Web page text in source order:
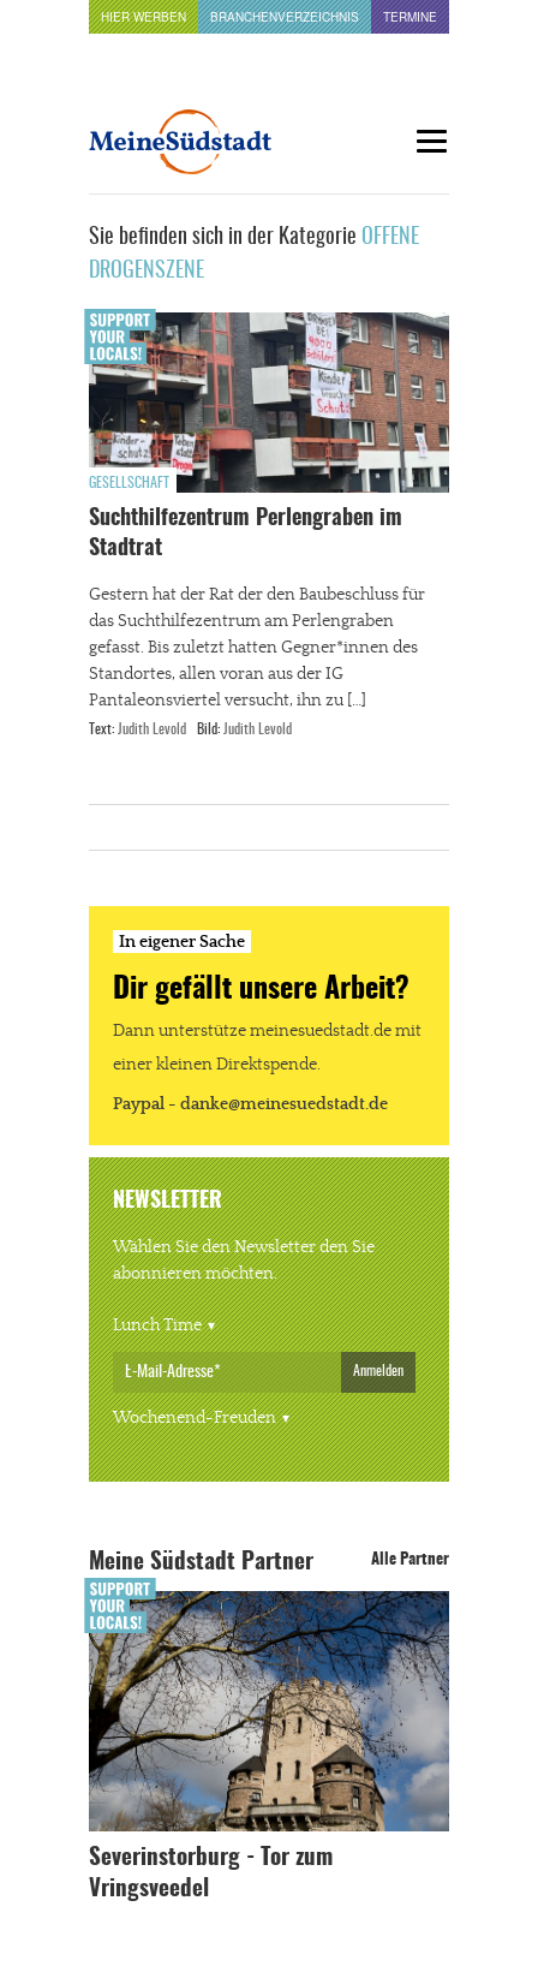
HIER WERBEN BRANCHENVERZEICHNIS TERMINE
Sie befinden sich in der Kategorie OFFENE
DROGENSZENE
GESELLSCHAFT
Suchthilfezentrum Perlengraben im
Stadtrat
Gestern hat der Rat der den Baubeschluss für
das Suchthilfezentrum am Perlengraben
gefasst. Bis zuletzt hatten Gegner*innen des
Standortes, allen voran aus der IG
Pantaleonsviertel versucht, ihn zu […]
Text: Judith Levold Bild: Judith Levold
In eigener Sache
Dir gefällt unsere Arbeit?
Dann unterstütze meinesuedstadt.de mit
einer kleinen Direktspende.
Paypal - danke@meinesuedstadt.de
NEWSLETTER
Wählen Sie den Newsletter den Sie
abonnieren möchten.
Lunch Time
Anmelden
Wochenend-Freuden
Meine Südstadt Partner Alle Partner
Severinstorburg - Tor zum
Vringsveedel